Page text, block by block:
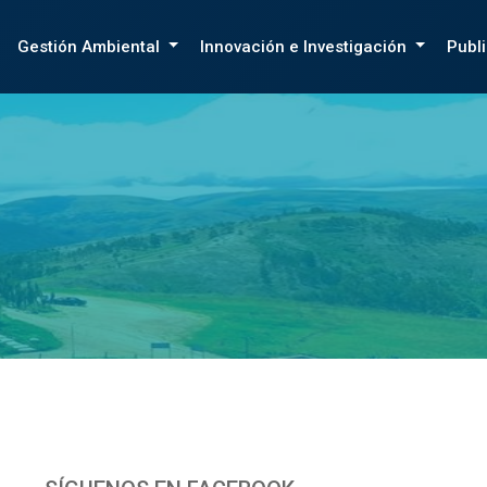
Gestión Ambiental Innovación e Investigación